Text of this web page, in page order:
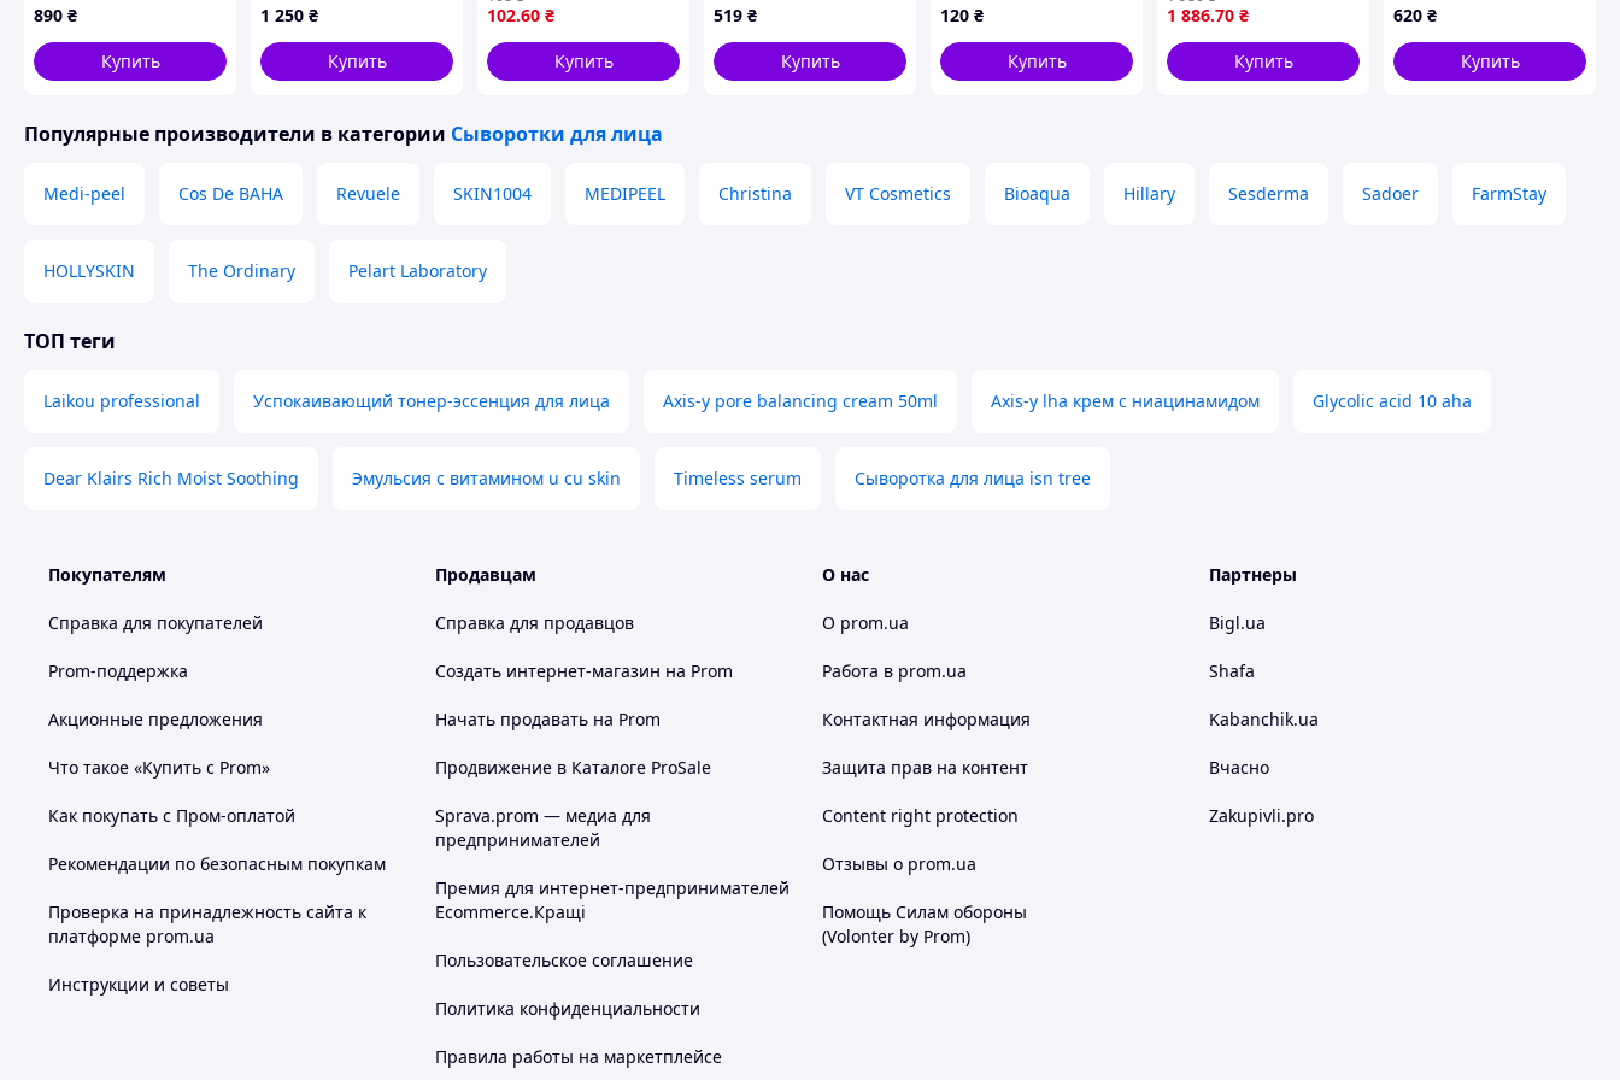
30 мл
890 ₴
Купить
1 250 ₴
Купить
102.60 ₴
Купить
519 ₴
Купить
мл
120 ₴
Купить
сыворотка 30ml
1 886.70 ₴
Купить
pin Bakuchiol Serum,
620 ₴
Купить
Популярные производители в категории Сыворотки для лица
Medi-peel Cos De BAHA Revuele SKIN1004 MEDIPEEL Christina VT Cosmetics Bioaqua Hillary Sesderma Sadoer FarmStay
HOLLYSKIN The Ordinary Pelart Laboratory
ТОП теги
Laikou professional Успокаивающий тонер-эссенция для лица Axis-y pore balancing cream 50ml Axis-y lha крем с ниацинамидом Glycolic acid 10 aha
Dear Klairs Rich Moist Soothing Эмульсия с витамином u cu skin Timeless serum Сыворотка для лица isn tree
Покупателям
Справка для покупателей
Prom-поддержка
Акционные предложения
Что такое «Купить с Prom»
Как покупать с Пром-оплатой
Рекомендации по безопасным покупкам
Проверка на принадлежность сайта к
платформе prom.ua
Инструкции и советы
Продавцам
Справка для продавцов
Создать интернет-магазин на Prom
Начать продавать на Prom
Продвижение в Каталоге ProSale
Sprava.prom — медиа для
предпринимателей
Премия для интернет-предпринимателей
Ecommerce.Кращі
Пользовательское соглашение
Политика конфиденциальности
Правила работы на маркетплейсе
О нас
О prom.ua
Работа в prom.ua
Контактная информация
Защита прав на контент
Content right protection
Отзывы о prom.ua
Помощь Силам обороны
(Volonter by Prom)
Партнеры
Bigl.ua
Shafa
Kabanchik.ua
Вчасно
Zakupivli.pro